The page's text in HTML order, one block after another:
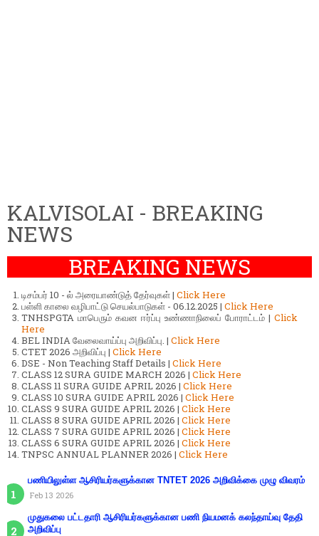
KALVISOLAI - BREAKING
NEWS
BREAKING NEWS
டிசம்பர் 10 - ல் அரையாண்டுத் தேர்வுகள் | Click Here
பள்ளி காலை வழிபாட்டு செயல்பாடுகள் - 06.12.2025 | Click Here
TNHSPGTA மாபெரும் கவன ஈர்ப்பு உண்ணாநிலைப் போராட்டம் | Click
Here
BEL INDIA வேலைவாய்ப்பு அறிவிப்பு. | Click Here
CTET 2026 அறிவிப்பு | Click Here
DSE - Non Teaching Staff Details | Click Here
CLASS 12 SURA GUIDE MARCH 2026 | Click Here
CLASS 11 SURA GUIDE APRIL 2026 | Click Here
CLASS 10 SURA GUIDE APRIL 2026 | Click Here
CLASS 9 SURA GUIDE APRIL 2026 | Click Here
CLASS 8 SURA GUIDE APRIL 2026 | Click Here
CLASS 7 SURA GUIDE APRIL 2026 | Click Here
CLASS 6 SURA GUIDE APRIL 2026 | Click Here
TNPSC ANNUAL PLANNER 2026 | Click Here
பணியிலுள்ள ஆசிரியர்களுக்கான TNTET 2026 அறிவிக்கை முழு விவரம்
Feb 13 2026
முதுகலை பட்டதாரி ஆசிரியர்களுக்கான பணி நியமனக் கலந்தாய்வு தேதி
அறிவிப்பு